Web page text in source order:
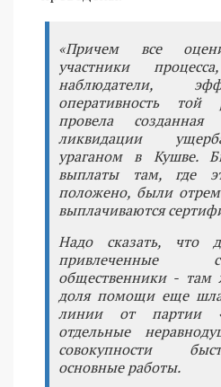
«Причем все
участники
наблюдатели,
оперативность той
провела
ликвидации
ураганом в Кушве.
выплаты там, где
положено, были
выплачиваются
Надо сказать, что
привлеченные
общественники - там
доля помощи еще
линии от партии
отдельные
совокупности
основные работы.